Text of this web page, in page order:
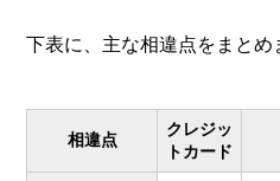
下表に、主な相違点をまとめ
相違点
クレジッ
トカード